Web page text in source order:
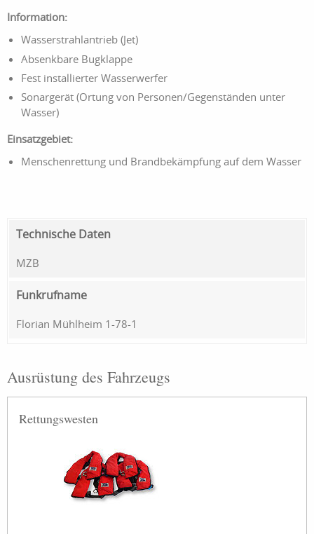
Information:
Wasserstrahlantrieb (Jet)
Absenkbare Bugklappe
Fest installierter Wasserwerfer
Sonargerät (Ortung von Personen/Gegenständen unter
Wasser)
Einsatzgebiet:
Menschenrettung und Brandbekämpfung auf dem Wasser
Technische Daten
MZB
Funkrufname
Florian Mühlheim 1-78-1
Ausrüstung des Fahrzeugs
Rettungswesten